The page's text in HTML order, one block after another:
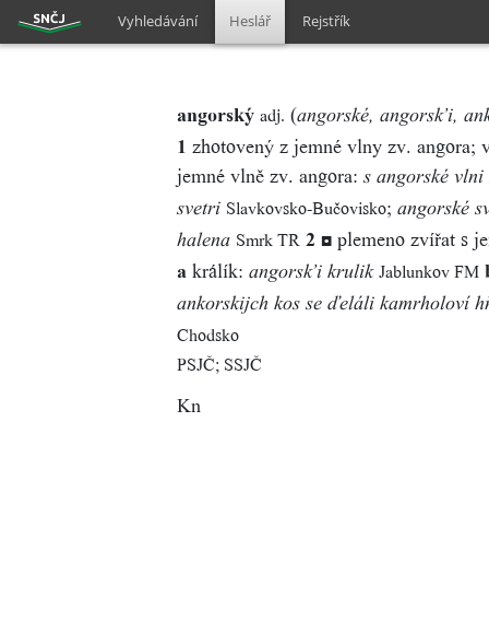
Vyhledávání Heslář Rejstřík
angorský adj. (angorské, angorsk’i,
1 zhotovený z jemné vlny zv. angora;
jemné vlně zv. angora: s angorské
svetri Slavkovsko-Bučovisko; angorské
halena Smrk TR 2 ◘ plemeno zvířat s
a králík: angorsk’i krulik Jablunkov FM
ankorskijch kos se ďeláli kamrholoví
Chodsko
PSJČ; SSJČ
Kn